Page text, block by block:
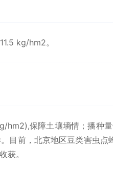
kg/hm2。
保障土壤墒情；播种
目前，北京地区豆类害虫
获。